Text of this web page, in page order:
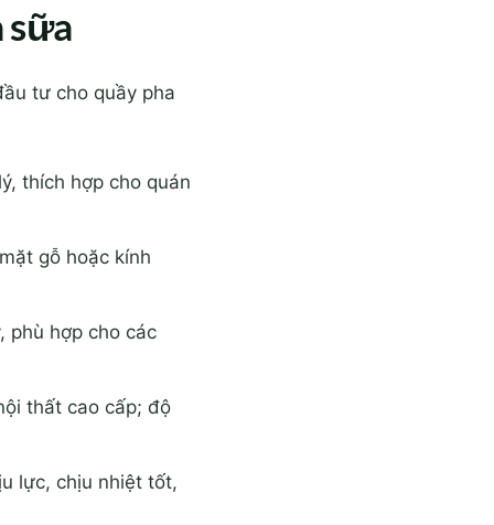
sữa
tư cho quầy pha
thích hợp cho quán
gỗ hoặc kính
phù hợp cho các
thất cao cấp; độ
lực, chịu nhiệt tốt,